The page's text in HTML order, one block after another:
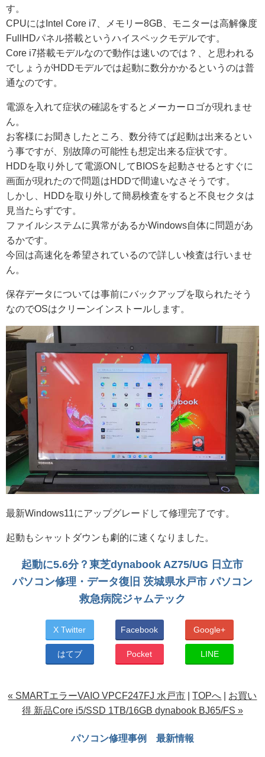
す。
CPUにはIntel Core i7、メモリー8GB、モニターは高解像度
FullHDパネル搭載というハイスペックモデルです。
Core i7搭載モデルなので動作は速いのでは？、と思われる
でしょうがHDDモデルでは起動に数分かかるというのは普
通なのです。
電源を入れて症状の確認をするとメーカーロゴが現れませ
ん。
お客様にお聞きしたところ、数分待てば起動は出来るとい
う事ですが、別故障の可能性も想定出来る症状です。
HDDを取り外して電源ONしてBIOSを起動させるとすぐに
画面が現れたので問題はHDDで間違いなさそうです。
しかし、HDDを取り外して簡易検査をすると不良セクタは
見当たらずです。
ファイルシステムに異常があるかWindows自体に問題があ
るかです。
今回は高速化を希望されているので詳しい検査は行いませ
ん。
保存データについては事前にバックアップを取られたそう
なのでOSはクリーンインストールします。
最新Windows11にアップグレードして修理完了です。
起動もシャットダウンも劇的に速くなりました。
起動に5.6分？東芝dynabook AZ75/UG 日立市
パソコン修理・データ復旧 茨城県水戸市 パソコン
救急病院ジャムテック
X Twitter Facebook Google+
はてブ Pocket LINE
« SMARTエラーVAIO VPCF247FJ 水戸市 |TOPへ
お買い
得 新品Core i5/SSD 1TB/16GB dynabook BJ65/FS »
パソコン修理事例 最新情報